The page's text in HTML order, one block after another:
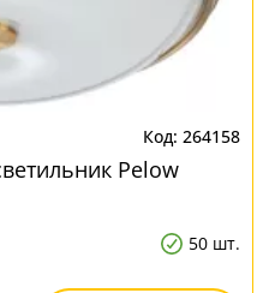
264158
Pelow
50 шт.